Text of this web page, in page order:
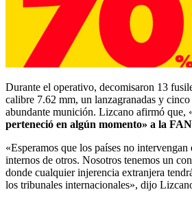
Durante el operativo, decomisaron 13
calibre 7.62 mm, un lanzagranadas y cinco
abundante munición. Lizcano afirmó que,
perteneció en algún momento» a la FAN
«Esperamos que los países no
internos de otros. Nosotros tenemos un
donde cualquier injerencia extranjera
los tribunales internacionales», dijo